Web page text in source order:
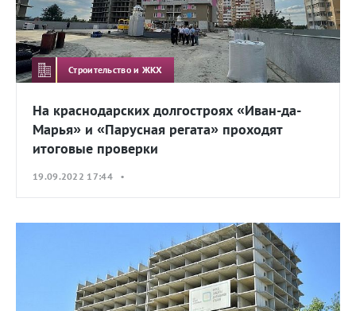
Строительство и ЖКХ
На краснодарских долгостроях «Иван-да-
Марья» и «Парусная регата» проходят
итоговые проверки
19.09.2022 17:44 •